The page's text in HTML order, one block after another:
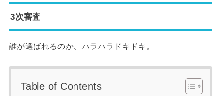
3次審査
誰が選ばれるのか、ハラハラドキドキ。
Table of Contents